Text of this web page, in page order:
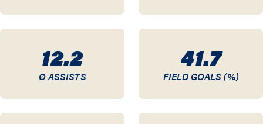
12.2
Ø ASSISTS
41.7
FIELD GOALS (%)